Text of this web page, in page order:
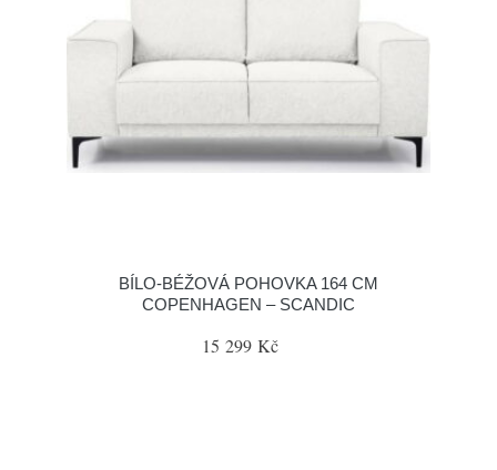
BÍLO-BÉŽOVÁ POHOVKA 164 CM
COPENHAGEN – SCANDIC
15 299 Kč